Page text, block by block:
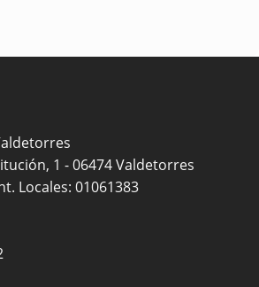
1 - 06474 Valdetorres
Locales: 01061383